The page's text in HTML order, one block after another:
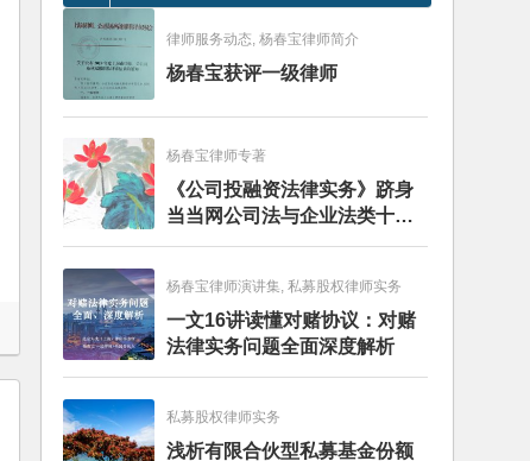
律师服务动态, 杨春宝律师简介
杨春宝获评一级律师
杨春宝律师专著
《公司投融资法律实务》跻身
当当网公司法与企业法类十大
畅销图书榜
杨春宝律师演讲集, 私募股权律师实务
一文16讲读懂对赌协议：对赌
法律实务问题全面深度解析
私募股权律师实务
浅析有限合伙型私募基金份额